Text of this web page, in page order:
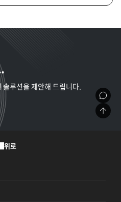
루션을 제안해 드립니다.
위로